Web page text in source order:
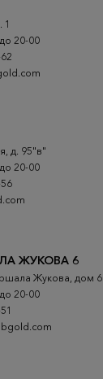
д. 95"в"
20-00
1
20-00
ЖУКОВА 6
Жукова, дом 6
20-00